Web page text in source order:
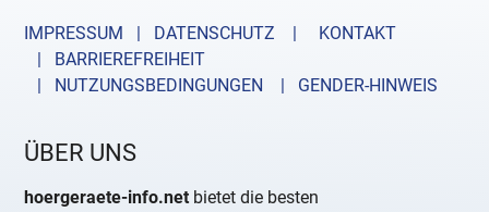
IMPRESSUM | DATENSCHUTZ |
KONTAKT
| BARRIEREFREIHEIT
| NUTZUNGSBEDINGUNGEN
| GENDER-HINWEIS
ÜBER UNS
hoergeraete-info.net bietet die besten